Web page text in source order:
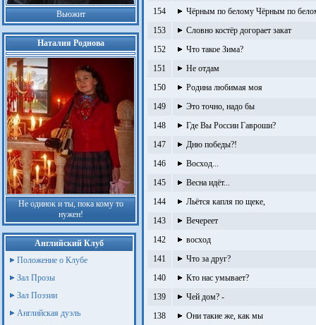
Вьюжит
Наталия Роднова
Не одинок и ты, пока кому то
нужен!
Английский Клуб
Положение о Клубе
Зал Прозы
Зал Поэзии
Английская дуэль
154
Чёрным по белому Чёрным по
153
Словно костёр догорает закат
152
Что такое Зима?
151
Не отдам
150
Родина любимая моя
149
Это точно, надо бы
148
Где Вы России Гавроши?
147
Дню победы?!
146
Восход...
145
Весна идёт...
144
Льётся капля по щеке,
143
Вечереет
142
восход
141
Что за друг?
140
Кто нас умывает?
139
Чей дом? -
138
Они такие же, как мы